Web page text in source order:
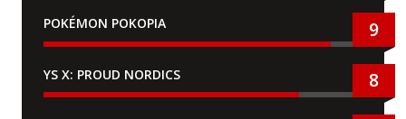
POKÉMON POKOPIA 9
YS X: PROUD NORDICS 8